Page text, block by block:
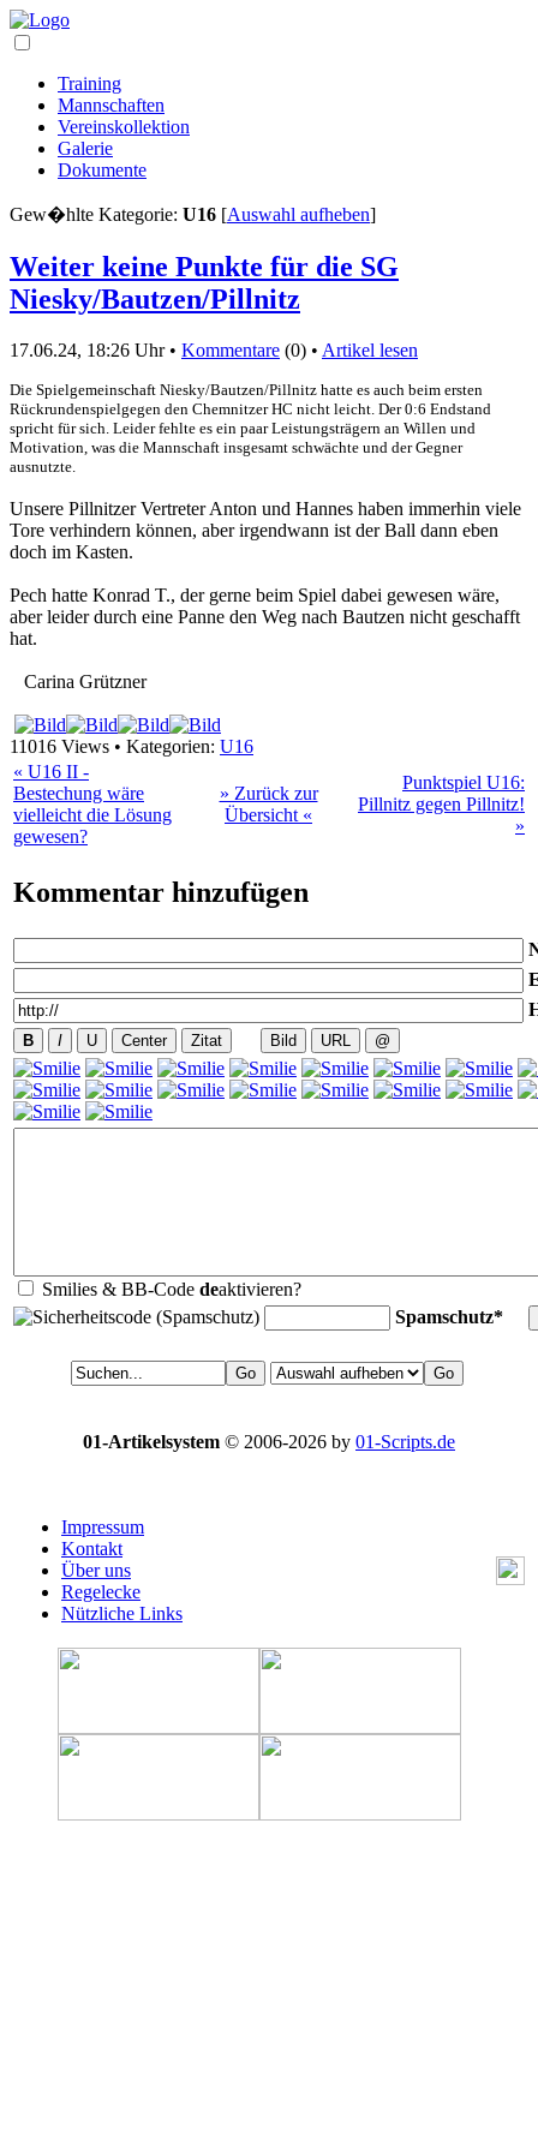
Training
Mannschaften
Vereinskollektion
Galerie
Dokumente
Gew�hlte Kategorie: U16 [Auswahl aufheben]
Weiter keine Punkte für die SG
Niesky/Bautzen/Pillnitz
17.06.24, 18:26 Uhr • Kommentare (0) • Artikel lesen
Die Spielgemeinschaft Niesky/Bautzen/Pillnitz hatte es auch beim ersten
Rückrundenspielgegen den Chemnitzer HC nicht leicht. Der 0:6 Endstand
spricht für sich. Leider fehlte es ein paar Leistungsträgern an Willen und
Motivation, was die Mannschaft insgesamt schwächte und der Gegner
ausnutzte.
Unsere Pillnitzer Vertreter Anton und Hannes haben immerhin viele
Tore verhindern können, aber irgendwann ist der Ball dann eben
doch im Kasten.
Pech hatte Konrad T., der gerne beim Spiel dabei gewesen wäre,
aber leider durch eine Panne den Weg nach Bautzen nicht geschafft
hat.
Carina Grützner
11016 Views • Kategorien: U16
« U16 II -
Bestechung wäre
vielleicht die Lösung
gewesen?
» Zurück zur
Übersicht «
Punktspiel U16:
Pillnitz gegen Pillnitz!
»
Kommentar hinzufügen
Smilies & BB-Code deaktivieren?
Spamschutz*
01-Artikelsystem © 2006-2026 by 01-Scripts.de
Impressum
Kontakt
Über uns
Regelecke
Nützliche Links